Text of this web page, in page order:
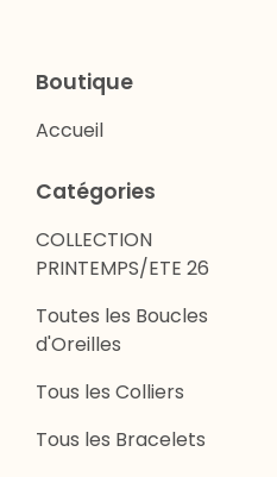
Boutique
Accueil
Catégories
COLLECTION
PRINTEMPS/ETE 26
Toutes les Boucles
d'Oreilles
Tous les Colliers
Tous les Bracelets